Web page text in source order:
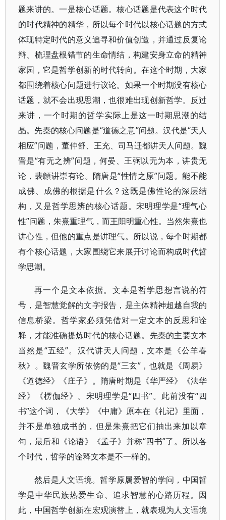
题来讲的。一是核心话题。核心话题是代表这个时代
的时代精神的精华，所以每个时代以核心话题的方式
体现特定时代的意义追寻和价值创造，并通过反复论
辩、梳理盘根错节的生命情结，构建安身立命的精神
家园，它是哲学创新的时代转向。在这个时期，大家
都围绕着核心问题进行议论。如果一个时期没有核心
话题，就不会出现思潮，也很难出现创新哲学。反过
来讲，一个时期的哲学实际上是这一时期思潮的结
晶。先秦的核心问题是“道德之意”问题。汉代是“天人
相应”问题，董仲舒、王充、司马迁都讲天人问题。魏
晋是“有无之辨”问题，何晏、王弼以无为本，讲贵无
论，裴頠讲崇有论。隋唐是“性情之原”问题。能不能
成佛、成佛的根据是什么？这既是佛性论的深层结
构，又是哲学思辨的核心话题。宋明理学是“理气心
性”问题，朱熹重理气，而王阳明重心性。当然朱熹也
讲心性，但他的重点是讲理气。所以说，每个时期都
有个核心话题，大家围绕它来展开讨论而构成时代哲
学思潮。
再一个是文本依据。文本是哲学思想言说的符
号，是智慧觉解的文字报告，是主体精神超越自我的
信息桥梁。哲学家必须凭借对一定文本的反思和诠
释，才能准确提炼时代的核心话题。先秦的主要文本
当然是“五经”。汉代讲天人问题，文本是《公羊春
秋》。魏晋玄学所依傍的是“三玄”，也就是《周易》
《道德经》《庄子》。隋唐时期是《华严经》《法华
经》《楞伽经》。宋明理学是“四书”。此前没有“四
书”这个词，《大学》《中庸》原本在《礼记》里面，
并不是单独成书的，但是朱熹把它们抽出来加以章
句，最后和《论语》《孟子》并称“四书”了。所以各
个时代，哲学的诠释文本是不一样的。
然后是人文语境。哲学原属爱智的学问，中国哲
学是中华民族热爱生命、追求智慧的心路历程。因
此，中国哲学创新在宏观演替上，就表现为人文语境